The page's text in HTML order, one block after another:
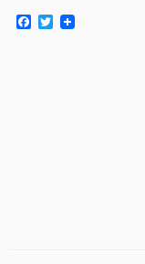
F
a
T
w